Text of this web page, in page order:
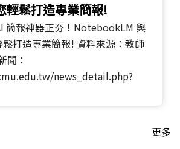
輕鬆打造專業簡報!
簡報神器正夯！NotebookLM 與
打造專業簡報! 資料來源：教師
聞：
news_detail.php?
更多